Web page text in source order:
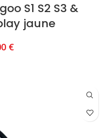
S1 S2 S3 &
jaune
€